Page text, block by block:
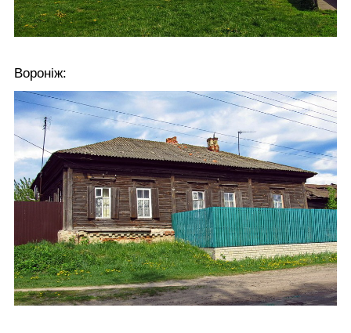
Вороніж: